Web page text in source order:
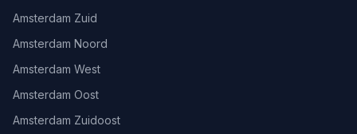
Amsterdam Zuid
Amsterdam Noord
Amsterdam West
Amsterdam Oost
Amsterdam Zuidoost